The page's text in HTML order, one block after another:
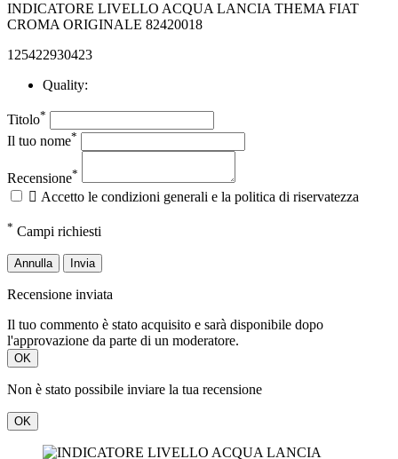
INDICATORE LIVELLO ACQUA LANCIA THEMA FIAT
CROMA ORIGINALE 82420018
125422930423
Quality:
Titolo*
Il tuo nome*
Recensione*
 Accetto le condizioni generali e la politica di riservatezza
* Campi richiesti
Annulla Invia
Recensione inviata
Il tuo commento è stato acquisito e sarà disponibile dopo
l'approvazione da parte di un moderatore.
OK
Non è stato possibile inviare la tua recensione
OK